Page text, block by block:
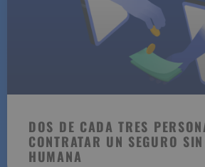
DOS DE CADA TRES
CONTRATAR UN SEGURO
HUMANA